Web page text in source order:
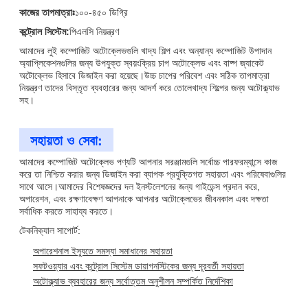
কাজের তাপমাত্রাঃ১০০-৪৫০ ডিগ্রি
কন্ট্রোল সিস্টেম:পিএলসি নিয়ন্ত্রণ
আমাদের লুই কম্পোজিট অটোক্লেভগুলি খাদ্য শিল্প এবং অন্যান্য কম্পোজিট উপাদান
অ্যাপ্লিকেশনগুলির জন্য উপযুক্ত স্বয়ংক্রিয় চাপ অটোক্লেভ এবং বাষ্প জ্যাকেট
অটোক্লেভ হিসাবে ডিজাইন করা হয়েছে।উচ্চ চাপের পরিবেশ এবং সঠিক তাপমাত্রা
নিয়ন্ত্রণ তাদের বিস্তৃত ব্যবহারের জন্য আদর্শ করে তোলেখাদ্য শিল্পের জন্য অটোক্ল্যাভ
সহ।
সহায়তা ও সেবা:
আমাদের কম্পোজিট অটোক্লেভ পণ্যটি আপনার সরঞ্জামগুলি সর্বোচ্চ পারফরম্যান্সে কাজ
করে তা নিশ্চিত করার জন্য ডিজাইন করা ব্যাপক প্রযুক্তিগত সহায়তা এবং পরিষেবাগুলির
সাথে আসে।আমাদের বিশেষজ্ঞদের দল ইনস্টলেশনের জন্য গাইডেন্স প্রদান করে,
অপারেশন, এবং রক্ষণাবেক্ষণ আপনাকে আপনার অটোক্লেভের জীবনকাল এবং দক্ষতা
সর্বাধিক করতে সাহায্য করতে।
টেকনিক্যাল সাপোর্ট:
অপারেশনাল ইস্যুতে সমস্যা সমাধানের সহায়তা
সফটওয়্যার এবং কন্ট্রোল সিস্টেম ডায়াগনস্টিকের জন্য দূরবর্তী সহায়তা
অটোক্ল্যাভ ব্যবহারের জন্য সর্বোত্তম অনুশীলন সম্পর্কিত নির্দেশিকা